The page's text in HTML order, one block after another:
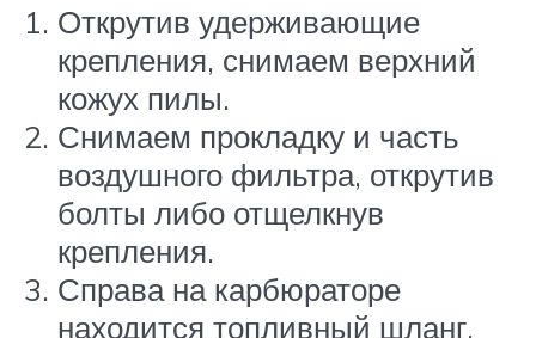
Открутив удерживающие
крепления, снимаем верхний
кожух пилы.
Снимаем прокладку и часть
воздушного фильтра, открутив
болты либо отщелкнув
крепления.
Справа на карбюраторе
находится топливный шланг.